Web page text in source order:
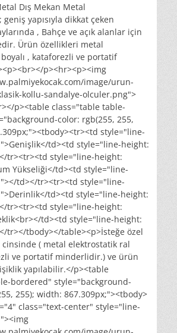
Dış Mekan Metal
yapısıyla dikkat çeken
, Bahçe ve açık alanlar için
Ürün özellikleri metal
, kataforezli ve portatif
p><hr><p><img
image/urun-
kollu-sandalye-olculer.png">
p><table class="table table-
color: rgb(255, 255,
style="line-
td><td style="line-height:
tr><tr><td style="line-height:
Yükseliği</td><td style="line-
td></tr><tr><td style="line-
td><td style="line-height:
tr><tr><td style="line-height:
td><td style="line-height:
tr></tbody></table><p>İsteğe özel
( metal elektrostatik ral
ve portatif minderlidir.) ve ürün
yapılabilir.</p><table
bordered" style="background-
255); width: 867.309px;"><tbody>
class="text-center" style="line-